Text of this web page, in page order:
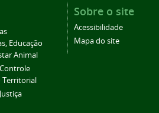
Educação
Animal
Territorial
Sobre o site
Acessibilidade
Mapa do site